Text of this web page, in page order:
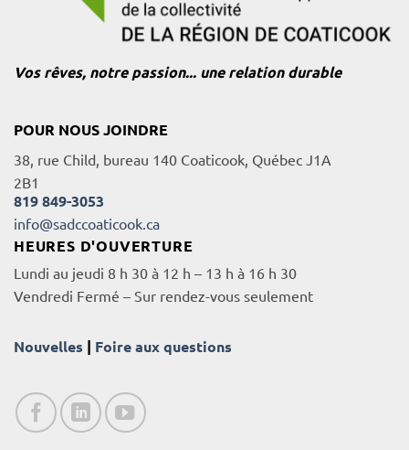
Vos rêves, notre passion... une relation durable
POUR NOUS JOINDRE
38, rue Child, bureau 140 Coaticook, Québec J1A
2B1
819 849-3053
info@sadccoaticook.ca
HEURES D'OUVERTURE
Lundi au jeudi 8 h 30 à 12 h – 13 h à 16 h 30
Vendredi Fermé – Sur rendez-vous seulement
Nouvelles | Foire aux questions